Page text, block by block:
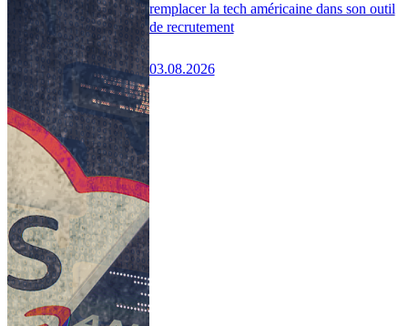
remplacer la tech américaine dans son outil
de recrutement
03.08.2026